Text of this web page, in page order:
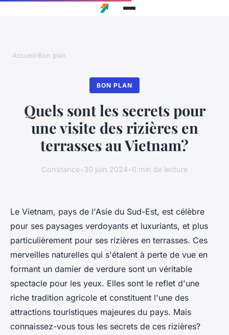
Accueil›Bon plan
BON PLAN
Quels sont les secrets pour
une visite des rizières en
terrasses au Vietnam?
Constance•30 juin 2024•6 min de lecture
Le Vietnam, pays de l'Asie du Sud-Est, est célèbre
pour ses paysages verdoyants et luxuriants, et plus
particulièrement pour ses rizières en terrasses. Ces
merveilles naturelles qui s'étalent à perte de vue en
formant un damier de verdure sont un véritable
spectacle pour les yeux. Elles sont le reflet d'une
riche tradition agricole et constituent l'une des
attractions touristiques majeures du pays. Mais
connaissez-vous tous les secrets de ces rizières?